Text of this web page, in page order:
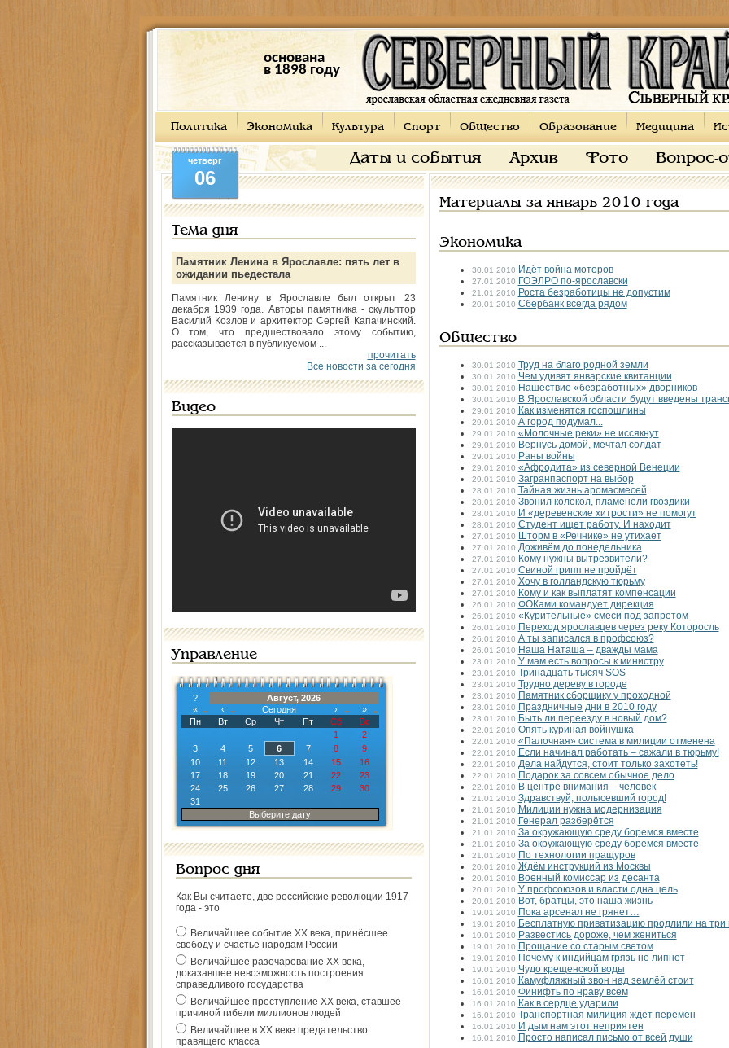
основана
в 1898 году
Политика Экономика Культура Спорт Общество Образование Медицина
Даты и события Архив Фото Вопрос-
четверг
06
Тема дня
Памятник Ленина в Ярославле: пять лет в
ожидании пьедестала
Памятник Ленину в Ярославле был открыт 23
декабря 1939 года. Авторы памятника - скульптор
Василий Козлов и архитектор Сергей Капачинский.
О том, что предшествовало этому событию,
рассказывается в публикуемом ...
прочитать
Все новости за сегодня
Видео
Управление
?
Август, 2026
«
‹ Сегодня ›
»
Пн
Вт Ср Чт Пт Сб
Вс
1
2
3
4 5 6 7 8
9
10
11 12 13 14 15
16
17
18 19 20 21 22
23
24
25 26 27 28 29
30
31
Выберите дату
Вопрос дня
Как Вы считаете, две российские революции 1917
года - это
Величайшее событие ХХ века, принёсшее
свободу и счастье народам России
Величайшее разочарование ХХ века,
доказавшее невозможность построения
справедливого государства
Величайшее преступление ХХ века, ставшее
причиной гибели миллионов людей
Величайшее в ХХ веке предательство
правящего класса
Материалы за январь 2010 года
Экономика
30.01.2010 Идёт война моторов
27.01.2010 ГОЭЛРО по-ярославски
21.01.2010 Роста безработицы не допустим
20.01.2010 Сбербанк всегда рядом
Общество
30.01.2010 Труд на благо родной земли
30.01.2010 Чем удивят январские квитанции
30.01.2010 Нашествие «безработных» дворников
30.01.2010 В Ярославской области будут введены
29.01.2010 Как изменятся госпошлины
29.01.2010 А город подумал...
29.01.2010 «Молочные реки» не иссякнут
29.01.2010 Вернусь домой, мечтал солдат
29.01.2010 Раны войны
29.01.2010 «Афродита» из северной Венеции
29.01.2010 Загранпаспорт на выбор
28.01.2010 Тайная жизнь аромасмесей
28.01.2010 Звонил колокол, пламенели гвоздики
28.01.2010 И «деревенские хитрости» не помогут
28.01.2010 Студент ищет работу. И находит
27.01.2010 Шторм в «Речнике» не утихает
27.01.2010 Доживём до понедельника
27.01.2010 Кому нужны вытрезвители?
27.01.2010 Свиной грипп не пройдёт
27.01.2010 Хочу в голландскую тюрьму
27.01.2010 Кому и как выплатят компенсации
26.01.2010 ФОКами командует дирекция
26.01.2010 «Курительные» смеси под запретом
26.01.2010 Переход ярославцев через реку Которосль
26.01.2010 А ты записался в профсоюз?
26.01.2010 Наша Наташа – дважды мама
23.01.2010 У мам есть вопросы к министру
23.01.2010 Тринадцать тысяч SOS
23.01.2010 Трудно дереву в городе
23.01.2010 Памятник сборщику у проходной
23.01.2010 Праздничные дни в 2010 году
23.01.2010 Быть ли переезду в новый дом?
22.01.2010 Опять куриная войнушка
22.01.2010 «Палочная» система в милиции отменена
22.01.2010 Если начинал работать – сажали в тюрьму!
22.01.2010 Дела найдутся, стоит только захотеть!
22.01.2010 Подарок за совсем обычное дело
22.01.2010 В центре внимания – человек
21.01.2010 Здравствуй, полысевший город!
21.01.2010 Милиции нужна модернизация
21.01.2010 Генерал разберётся
21.01.2010 За окружающую среду боремся вместе
21.01.2010 За окружающую среду боремся вместе
21.01.2010 По технологии пращуров
20.01.2010 Ждём инструкций из Москвы
20.01.2010 Военный комиссар из десанта
20.01.2010 У профсоюзов и власти одна цель
20.01.2010 Вот, братцы, это наша жизнь
19.01.2010 Пока арсенал не грянет…
19.01.2010 Бесплатную приватизацию продлили на три
19.01.2010 Развестись дороже, чем жениться
19.01.2010 Прощание со старым светом
19.01.2010 Почему к индийцам грязь не липнет
19.01.2010 Чудо крещенской воды
16.01.2010 Камуфляжный звон над землёй стоит
16.01.2010 Финифть по нраву всем
16.01.2010 Как в сердце ударили
16.01.2010 Транспортная милиция ждёт перемен
16.01.2010 И дым нам этот неприятен
16.01.2010 Просто написал письмо от всей души